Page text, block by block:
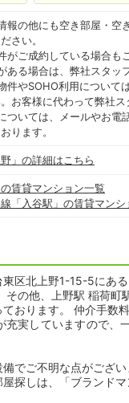
報の他にも空き部屋・空
さい。
がご成約している場合も
ある場合は、弊社スタッ
件やSOHO利用について
お客様に代わって弊社ス
ついては、メールやお電
ります。
」の詳細はこちら
賃貸マンション一覧
「入谷駅」の賃貸マンシ
東区北上野1-15-5にあ
の他、上野駅 稲荷町
おります。 仲介手数
充実していますので、
でご不明な点がござ
探しは、「ブランドマ